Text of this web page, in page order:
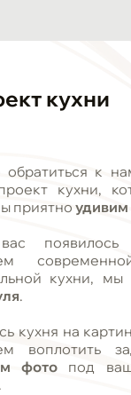
кухни
к
кухни,
приятноудивим
появилось
кухни, мы
.
кухня на
воплотить
фото под